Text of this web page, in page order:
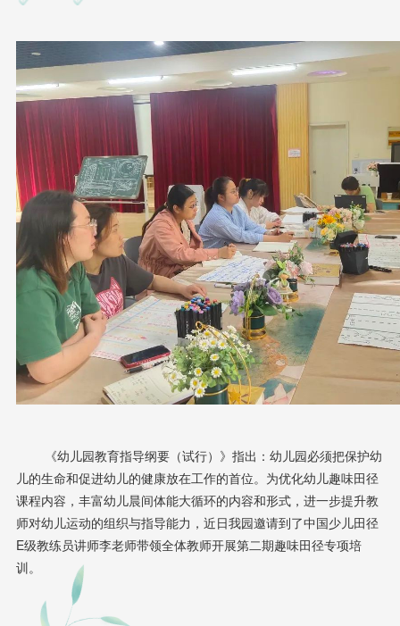
《幼儿园教育指导纲要（试行）》指出：幼儿园必须把保护幼
儿的生命和促进幼儿的健康放在工作的首位。为优化幼儿趣味田径
课程内容，丰富幼儿晨间体能大循环的内容和形式，进一步提升教
师对幼儿运动的组织与指导能力，近日我园邀请到了中国少儿田径
E级教练员讲师李老师带领全体教师开展第二期趣味田径专项培
训。